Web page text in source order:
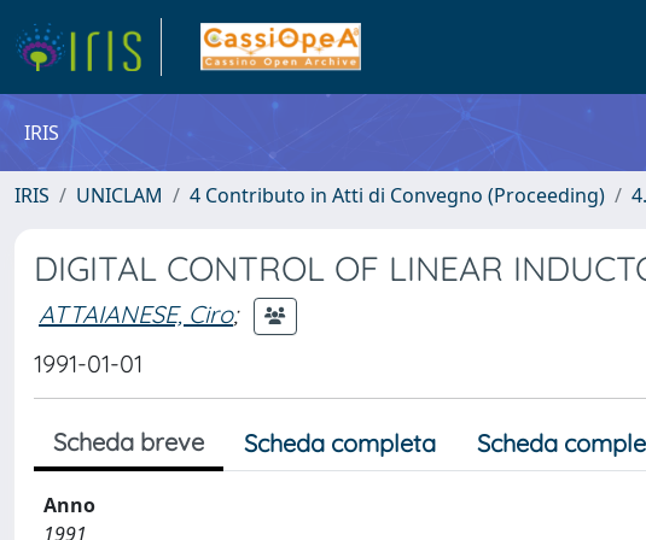
IRIS
IRIS UNICLAM 4 Contributo in Atti di Convegno (Proceeding)
DIGITAL CONTROL OF LINEAR
ATTAIANESE, Ciro;
1991-01-01
Scheda breve Scheda completa Scheda
Anno
1991